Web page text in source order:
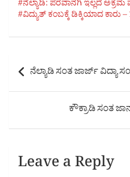
#ನೆಲ್ಯಾಡಿ: ಪರವಾನಗಿ ಇಲ್ಲದೆ ಅಕ್ರಮ
#ವಿದ್ಯುತ್ ಕಂಬಕ್ಕೆ ಡಿಕ್ಕಿಯಾದ ಕಾರು
Post
navigation
ನೆಲ್ಯಾಡಿ ಸಂತ ಜಾರ್ಜ್ ವಿದ್ಯಾ
ಕೌಕ್ರಾಡಿ ಸಂತ
Leave a Reply